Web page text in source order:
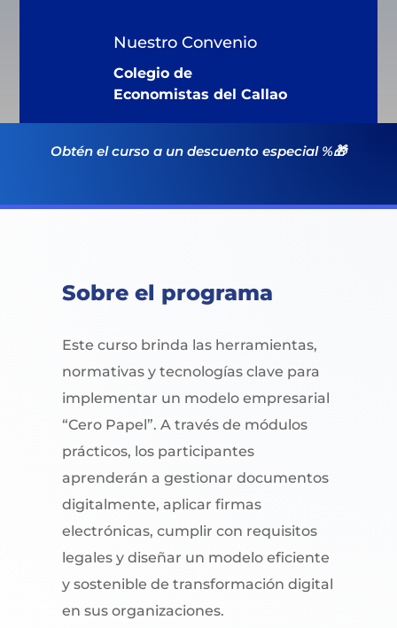
Nuestro Convenio
Colegio de
Economistas del Callao
Obtén el curso a un descuento especial %🎁
Sobre el programa
Este curso brinda las herramientas,
normativas y tecnologías clave para
implementar un modelo empresarial
“Cero Papel”. A través de módulos
prácticos, los participantes
aprenderán a gestionar documentos
digitalmente, aplicar firmas
electrónicas, cumplir con requisitos
legales y diseñar un modelo eficiente
y sostenible de transformación digital
en sus organizaciones.